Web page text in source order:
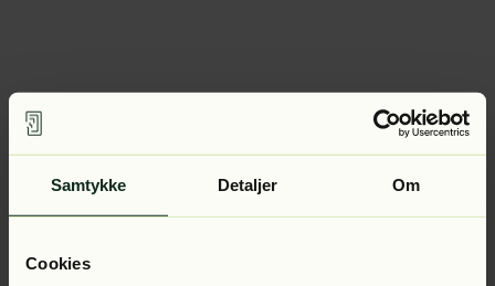
Samtykke Detaljer Om
Cookies